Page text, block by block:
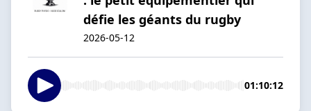
défie les géants du rugby
2026-05-12
01:10:12